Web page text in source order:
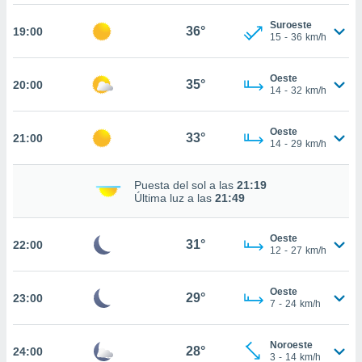
se
Puedes
web a
19:00 36°
Suroeste
15 - 36 km/h
20:00 35°
Oeste
14 - 32 km/h
21:00 33°
Oeste
14 - 29 km/h
Puesta del sol a las 21:19
Última luz a las 21:49
22:00 31°
Oeste
12 - 27 km/h
23:00 29°
Oeste
7 - 24 km/h
24:00 28°
Noroeste
3 - 14 km/h